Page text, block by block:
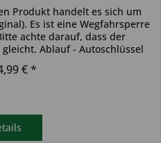
Produkt handelt es sich um
Es ist eine Wegfahrsperre
achte darauf, dass der
Ablauf - Autoschlüssel
€ *